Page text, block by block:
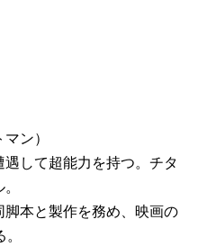
ン）
して超能力を持つ。チタ
脚本と製作を務め、映画の